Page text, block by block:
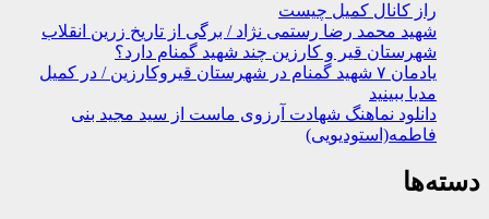
راز کانال کمیل چیست
شهید محمد رضا رستمی نژاد / برگی از تاریخ زرین انقلاب
شهرستان قیر و کارزین چند شهید گمنام دارد؟
یادمان ۷ شهید گمنام در شهرستان قیروکارزین / در کمیل
مدیا ببینید
دانلود نماهنگ شهادت آرزوی ماست از سید مجید بنی
فاطمه(استودیویی)
دسته‌ها